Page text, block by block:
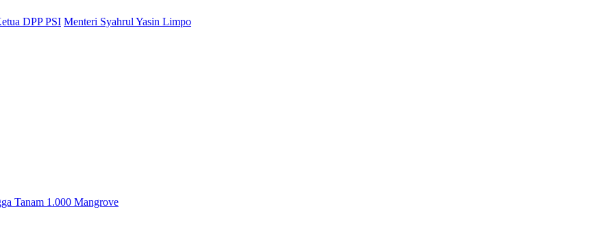
DPP PSI Menteri Syahrul Yasin Limpo
Tanam 1.000 Mangrove